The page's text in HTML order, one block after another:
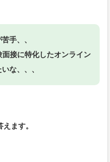
手、、
面接に特化したオンライン
な、、、
ます。